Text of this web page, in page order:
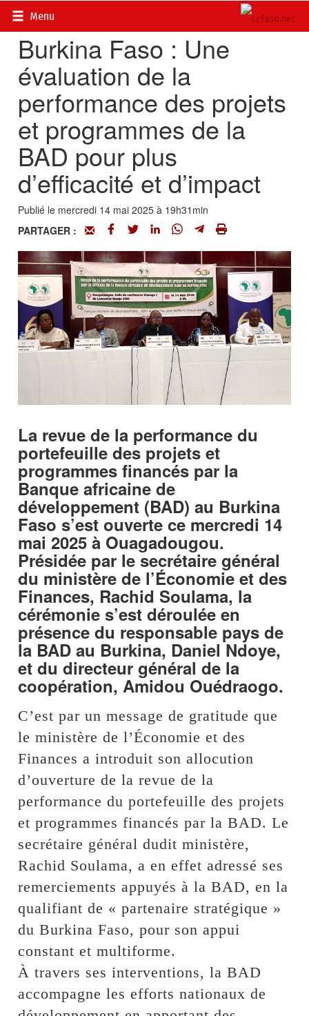
Menu
Accueil>
Burkina Faso : Une
évaluation de la
performance des projets
et programmes de la
BAD pour plus
d’efficacité et d’impact
Publié le mercredi 14 mai 2025 à 19h31min
PARTAGER :
La revue de la performance du
portefeuille des projets et
programmes financés par la
Banque africaine de
développement (BAD) au Burkina
Faso s’est ouverte ce mercredi 14
mai 2025 à Ouagadougou.
Présidée par le secrétaire général
du ministère de l’Économie et des
Finances, Rachid Soulama, la
cérémonie s’est déroulée en
présence du responsable pays de
la BAD au Burkina, Daniel Ndoye,
et du directeur général de la
coopération, Amidou Ouédraogo.
C’est par un message de gratitude que
le ministère de l’Économie et des
Finances a introduit son allocution
d’ouverture de la revue de la
performance du portefeuille des projets
et programmes financés par la BAD. Le
secrétaire général dudit ministère,
Rachid Soulama, a en effet adressé ses
remerciements appuyés à la BAD, en la
qualifiant de « partenaire stratégique »
du Burkina Faso, pour son appui
constant et multiforme.
À travers ses interventions, la BAD
accompagne les efforts nationaux de